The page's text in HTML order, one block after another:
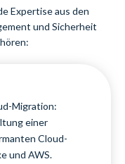
Expertise aus den
und Sicherheit
Migration:
einer
Cloud-
und AWS.